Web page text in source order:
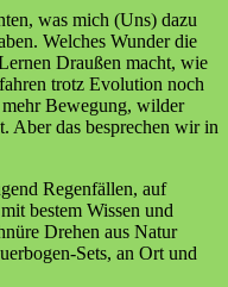
was mich (Uns) dazu
Welches Wunder die
Draußen macht, wie
trotz Evolution noch
Bewegung, wilder
Aber das besprechen wir in
Regenfällen, auf
bestem Wissen und
Drehen aus Natur
Sets, an Ort und